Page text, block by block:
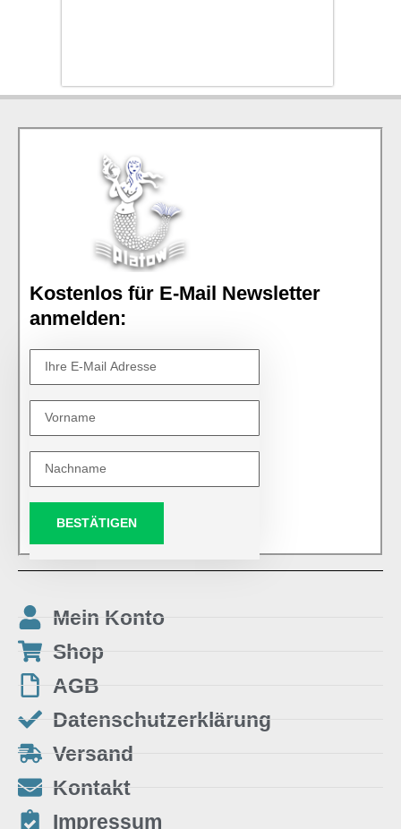
Kostenlos für E-Mail Newsletter
anmelden:
BESTÄTIGEN
Mein Konto
Shop
AGB
Datenschutzerklärung
Versand
Kontakt
Impressum